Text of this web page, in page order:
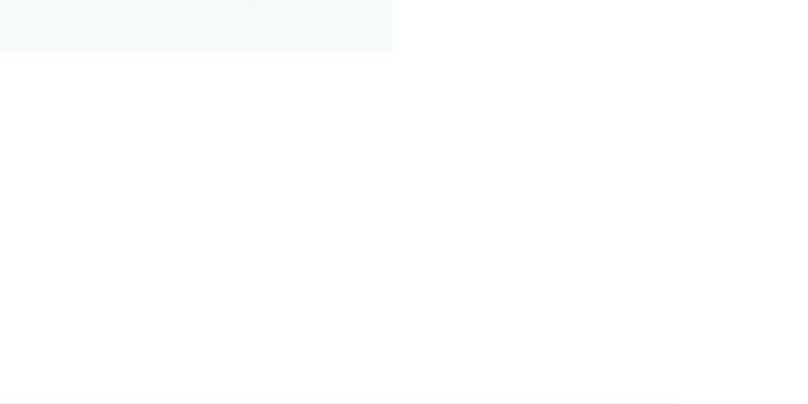
Broderstorf
Broderstorf
anbefaler B&B HOTEL Rostock-Broderstorf